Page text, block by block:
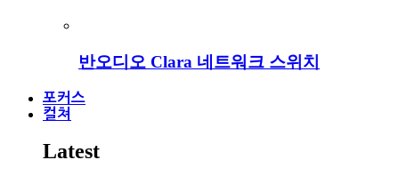
반오디오 Clara 네트워크 스위치
포커스
컬쳐
Latest